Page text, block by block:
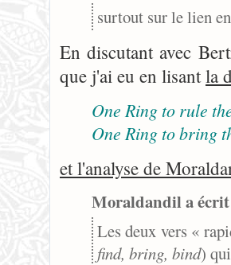
surtout sur le lien
En discutant avec
que j'ai eu en lisantla
One Ring to rule
One Ring to bring
et l'analyse de
Moraldandil a
Les deux vers «
find, bring, bind)